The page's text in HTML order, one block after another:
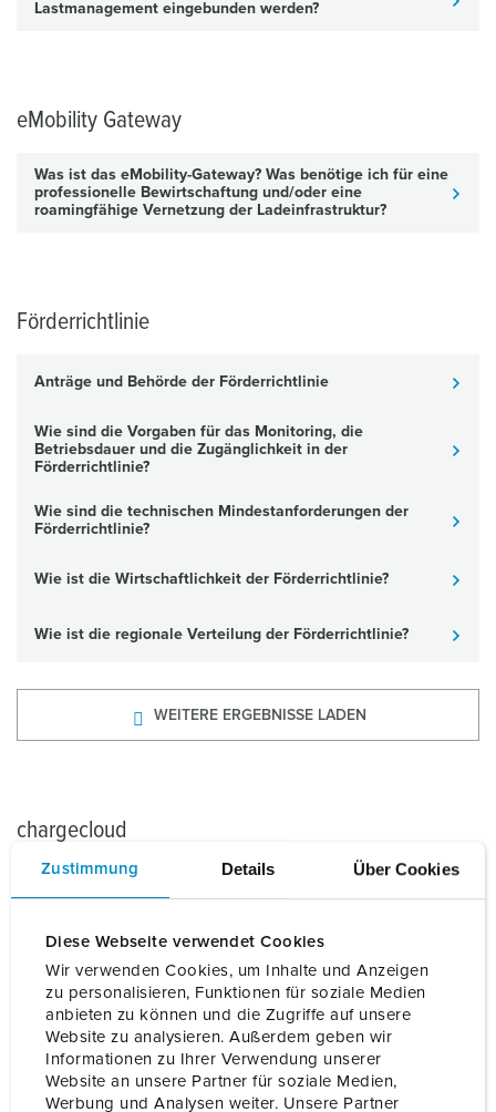
Zustimmung Details Über Cookies
Diese Webseite verwendet Cookies
Wir verwenden Cookies, um Inhalte und Anzeigen
zu personalisieren, Funktionen für soziale Medien
anbieten zu können und die Zugriffe auf unsere
Website zu analysieren. Außerdem geben wir
Informationen zu Ihrer Verwendung unserer
Website an unsere Partner für soziale Medien,
Werbung und Analysen weiter. Unsere Partner
Lastmanagement eingebunden werden?
eMobility Gateway
Was ist das eMobility-Gateway? Was benötige ich für eine
professionelle Bewirtschaftung und/oder eine
roamingfähige Vernetzung der Ladeinfrastruktur?
Förderrichtlinie
Anträge und Behörde der Förderrichtlinie
Wie sind die Vorgaben für das Monitoring, die
Betriebsdauer und die Zugänglichkeit in der
Förderrichtlinie?
Wie sind die technischen Mindestanforderungen der
Förderrichtlinie?
Wie ist die Wirtschaftlichkeit der Förderrichtlinie?
Wie ist die regionale Verteilung der Förderrichtlinie?
WEITERE ERGEBNISSE LADEN
chargecloud
chargecloud – Datenschutz
chargecloud – Was ist das?